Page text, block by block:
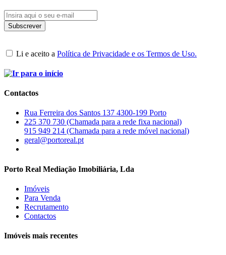
Li e aceito a Política de Privacidade e os Termos de Uso.
Contactos
Rua Ferreira dos Santos 137 4300-199 Porto
225 370 730 (Chamada para a rede fixa nacional)
915 949 214 (Chamada para a rede móvel nacional)
geral@portoreal.pt
Porto Real Mediação Imobiliária, Lda
Imóveis
Para Venda
Recrutamento
Contactos
Imóveis mais recentes